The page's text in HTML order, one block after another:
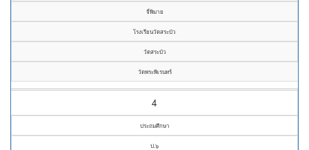
จี่พิมาย
โรงเรียนวัดสระบัว
วัดสระบัว
วัดพระพิเรนทร์
4
ประถมศึกษา
ป.๖